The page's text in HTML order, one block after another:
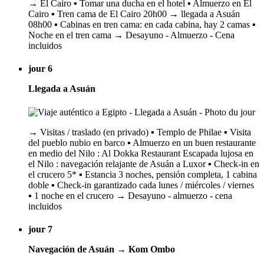
→ El Cairo ▪️ Tomar una ducha en el hotel ▪️ Almuerzo en El
Cairo ▪️ Tren cama de El Cairo 20h00 → llegada a Asuán
08h00 ▪️ Cabinas en tren cama: en cada cabina, hay 2 camas ▪️
Noche en el tren cama → Desayuno - Almuerzo - Cena
incluidos
jour 6
Llegada a Asuán
→ Visitas / traslado (en privado) ▪️ Templo de Philae ▪️ Visita
del pueblo nubio en barco ▪️ Almuerzo en un buen restaurante
en medio del Nilo : Al Dokka Restaurant Escapada lujosa en
el Nilo : navegación relajante de Asuán a Luxor ▪️ Check-in en
el crucero 5* ▪️ Estancia 3 noches, pensión completa, 1 cabina
doble ▪️ Check-in garantizado cada lunes / miércoles / viernes
▪️ 1 noche en el crucero → Desayuno - almuerzo - cena
incluidos
jour 7
Navegación de Asuán → Kom Ombo